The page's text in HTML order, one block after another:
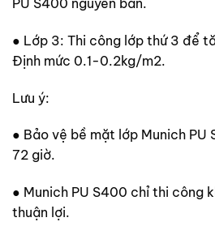
PU S400 nguyên bản.
● Lớp 3: Thi công lớp thứ 3 để
Định mức 0.1-0.2kg/m2.
Lưu ý:
● Bảo vệ bề mặt lớp Munich PU
72 giờ.
● Munich PU S400 chỉ thi công
thuận lợi.